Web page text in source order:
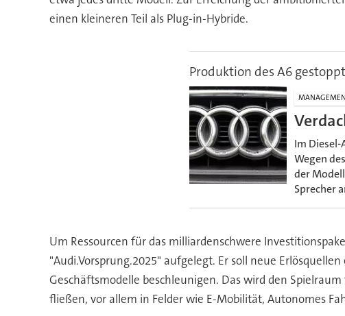
einen kleineren Teil als Plug-in-Hybride.
Produktion des A6 gestoppt
Im
Wegen
der
Sprecher
Um Ressourcen für das milliardenschwere
"Audi.Vorsprung.2025" aufgelegt. Er soll neue
Geschäftsmodelle beschleunigen. Das wird den
fließen, vor allem in Felder wie E-Mobilität, Autonomes